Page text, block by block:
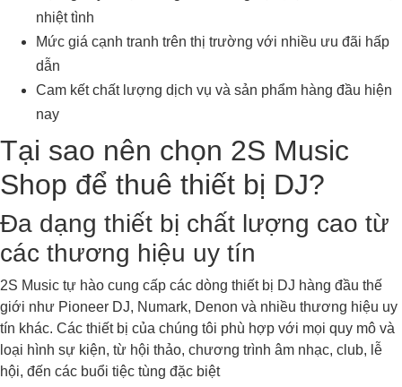
nhiệt tình
Mức giá cạnh tranh trên thị trường với nhiều ưu đãi hấp
dẫn
Cam kết chất lượng dịch vụ và sản phẩm hàng đầu hiện
nay
Tại sao nên chọn 2S Music
Shop để thuê thiết bị DJ?
Đa dạng thiết bị chất lượng cao từ
các thương hiệu uy tín
2S Music tự hào cung cấp các dòng thiết bị DJ hàng đầu thế
giới như Pioneer DJ, Numark, Denon và nhiều thương hiệu uy
tín khác. Các thiết bị của chúng tôi phù hợp với mọi quy mô và
loại hình sự kiện, từ hội thảo, chương trình âm nhạc, club, lễ
hội, đến các buổi tiệc tùng đặc biệt